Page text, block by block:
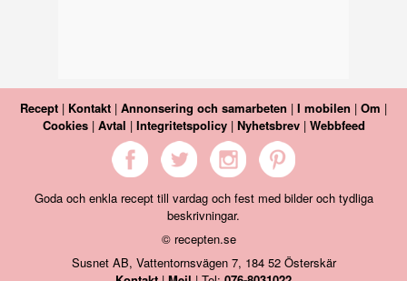
Recept | Kontakt | Annonsering och samarbeten | I mobilen | Om |
Cookies| Avtal | Integritetspolicy| Nyhetsbrev| Webbfeed
Goda och enkla recept till vardag och fest med bilder och tydliga
beskrivningar.
© recepten.se
Susnet AB, Vattentornsvägen 7, 184 52 Österskär